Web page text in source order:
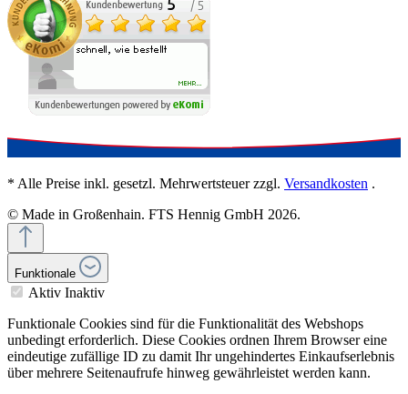
* Alle Preise inkl. gesetzl. Mehrwertsteuer zzgl. Versandkosten .
© Made in Großenhain. FTS Hennig GmbH 2026.
Funktionale
Aktiv Inaktiv
Funktionale Cookies sind für die Funktionalität des Webshops
unbedingt erforderlich. Diese Cookies ordnen Ihrem Browser eine
eindeutige zufällige ID zu damit Ihr ungehindertes Einkaufserlebnis
über mehrere Seitenaufrufe hinweg gewährleistet werden kann.